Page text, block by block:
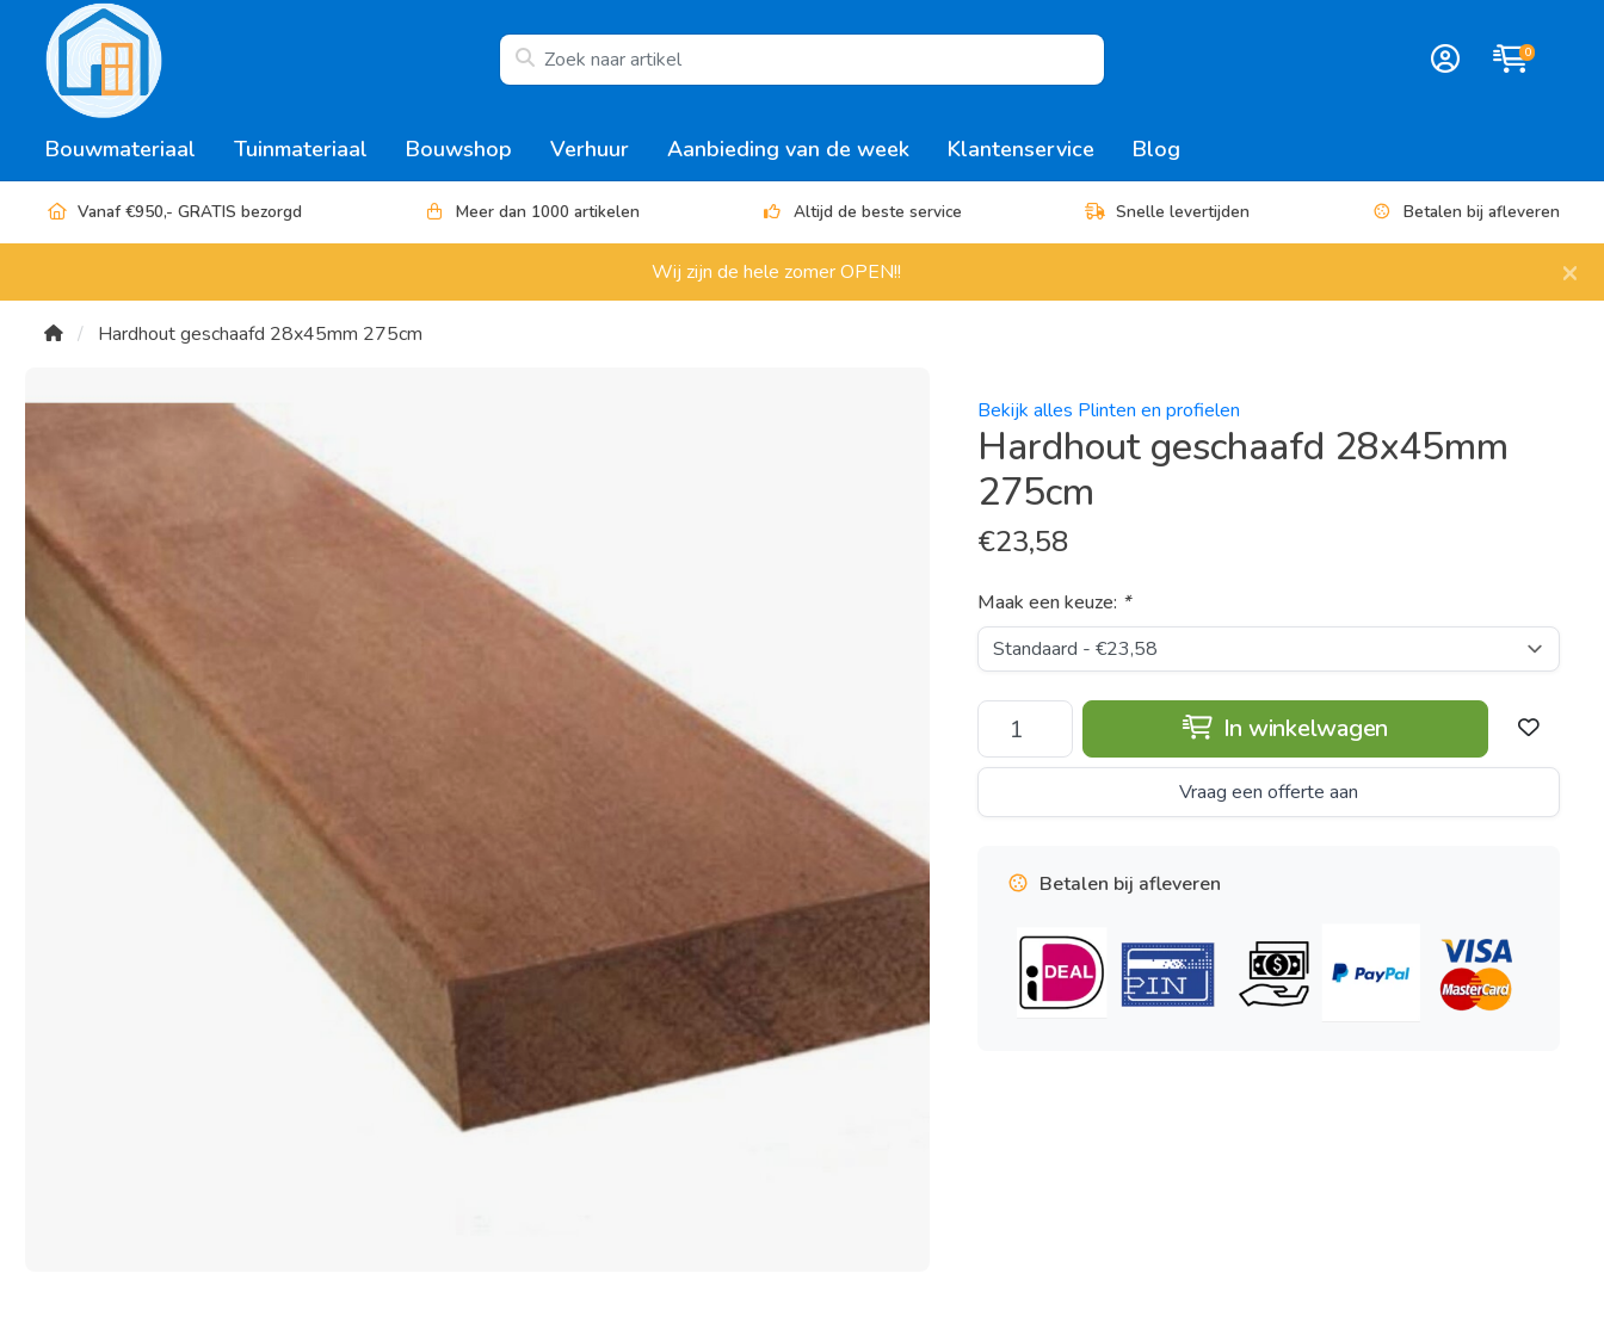
0
Bouwmateriaal Tuinmateriaal Bouwshop Verhuur Aanbieding van de week Klantenservice Blog
Vanaf €950,- GRATIS bezorgd Meer dan 1000 artikelen Altijd de beste service Snelle levertijden Betalen bij afleveren
Wij zijn de hele zomer OPEN!! ×
Hardhout geschaafd 28x45mm 275cm
Bekijk alles Plinten en profielen
Hardhout geschaafd 28x45mm
275cm
€23,58
Maak een keuze: *
In winkelwagen
Vraag een offerte aan
Betalen bij afleveren